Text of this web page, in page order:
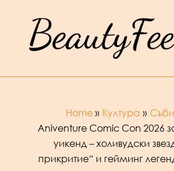
content
Home Култура
Aniventure Comic Con 2026
уикенд – холивудски
прикритие“ и гейминг